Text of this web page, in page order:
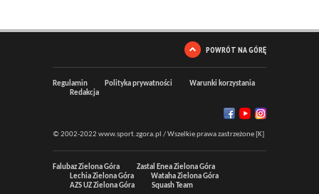
POWRÓT NA GÓRĘ
Regulamin Polityka prywatności
Warunki korzystania
Redakcja
© 2002-2022 www.sport.zgora.pl / Wszelkie prawa zastrzeżone [K]
Falubaz Zielona Góra
Zastal Enea Zielona Góra
Lechia Zielona Góra
Wataha Zielona Góra
AZS UZ Zielona Góra
Squash Team